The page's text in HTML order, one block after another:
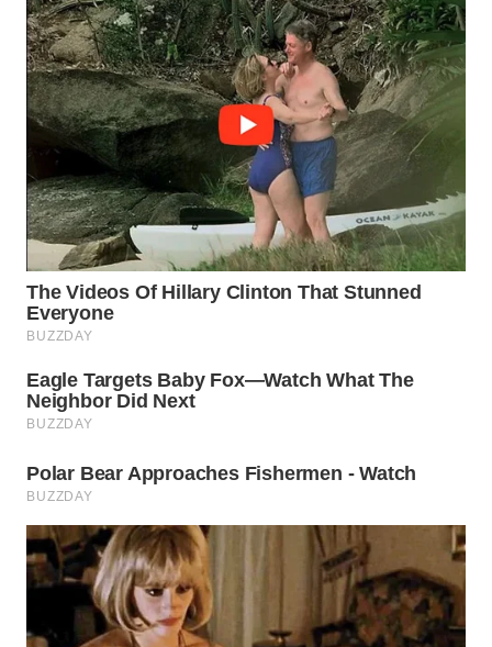
SUBANG
WN
SUKABUMI
WN
PURWAKARTA
WN
PRIANGAN
TIMUR
WN
WN
WN
BOROBUDUR
WN
MADURA